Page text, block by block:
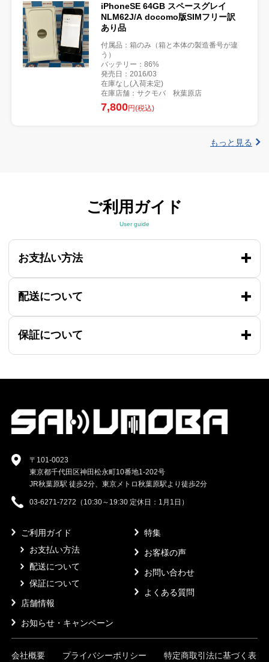
iPhoneSE 64GB スペースグレイ
NLM62J/A docomo版SIMフリー訳
あり品
付属品：箱のみ（箱と本体の製造番号が違
う）
バッテリー：86%
発売日：2016/03
在庫なし(入荷未定)
在庫店舗：サクモバ 秋葉原店
7,800円(税込)
もっと見る
ご利用ガイド
User guide
お支払い方法
配送について
保証について
〒101-0023
東京都千代田区神田松永町10番地1-202号
JR秋葉原駅 徒歩2分、東京メトロ秋葉原駅より徒歩2分
03-6271-7272（10:30～19:30 定休日：1月1日）
ご利用ガイド
お支払い方法
配送について
保証について
店舗情報
お知らせ・キャンペーン
特集
お客様の声
お問い合わせ
よくある質問
会社概要 プライバシーポリシー
特定商取引法に基づく表